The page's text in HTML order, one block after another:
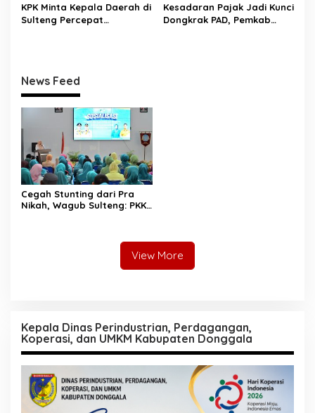
KPK Minta Kepala Daerah di
Sulteng Percepat
Kesadaran Pajak Jadi Kunci
Dongkrak PAD, Pemkab
News Feed
Cegah Stunting dari Pra
Nikah, Wagub Sulteng: PKK
View More
Kepala Dinas Perindustrian, Perdagangan,
Koperasi, dan UMKM Kabupaten Donggala